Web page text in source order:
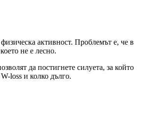
активност. Проблемът е, че в
не е лесно.
да постигнете силуета, за който
loss и колко дълго.